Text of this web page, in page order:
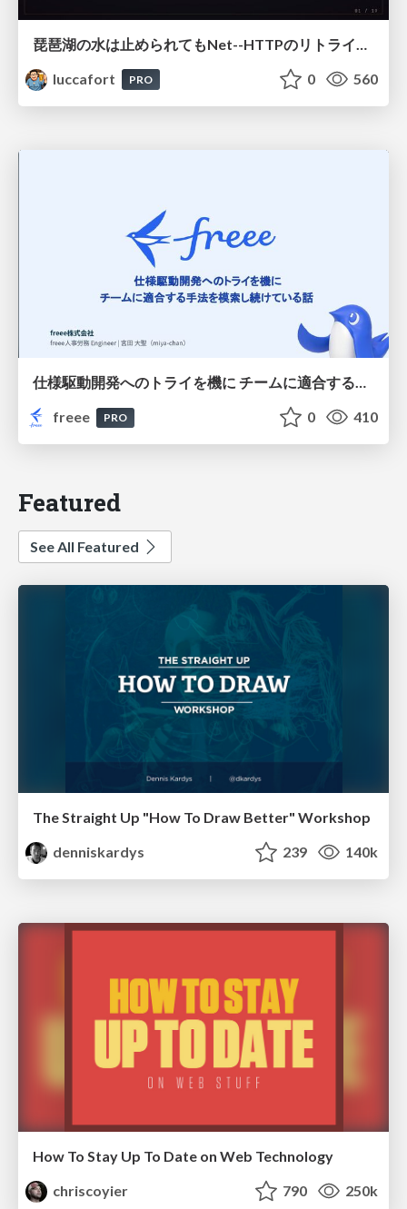
luccafort
PRO 0 560
仕様駆動開発へのトライを機に チームに適合する手法を模索し続けている話
freee
PRO 0 410
Featured
See All Featured
The Straight Up "How To Draw Better" Workshop
denniskardys
239 140k
How To Stay Up To Date on Web Technology
chriscoyier
790 250k